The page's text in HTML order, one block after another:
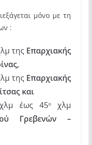
μόνο με τη
:
της Επαρχιακής
της Επαρχιακής
και
έως 45ο
χλμ
Γρεβενών –